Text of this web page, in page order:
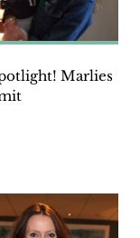
Marlies